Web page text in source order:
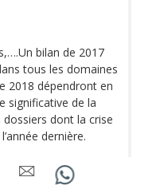
bilan de 2017
tous les domaines
2018 dépendront en
significative de la
dont la crise
dernière.